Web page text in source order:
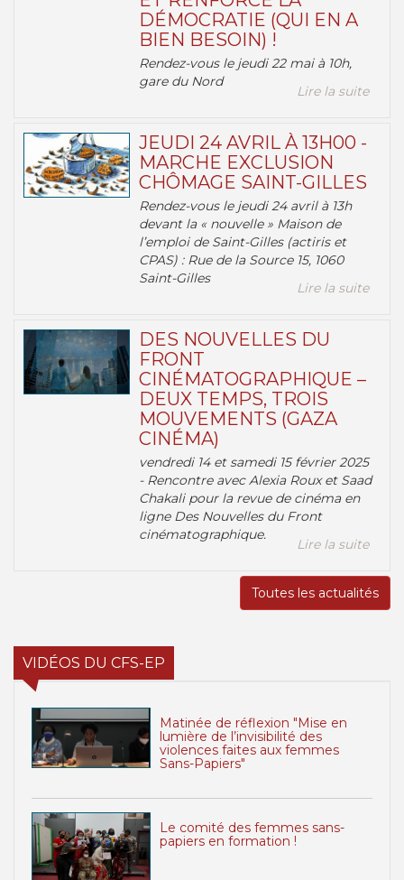
DÉMOCRATIE (QUI EN A
BIEN BESOIN) !
Rendez-vous le jeudi 22 mai à 10h,
gare du Nord
Lire la suite
JEUDI 24 AVRIL À 13H00 -
MARCHE EXCLUSION
CHÔMAGE SAINT-GILLES
Rendez-vous le jeudi 24 avril à 13h
devant la « nouvelle » Maison de
l’emploi de Saint-Gilles (actiris et
CPAS) : Rue de la Source 15, 1060
Saint-Gilles
Lire la suite
DES NOUVELLES DU
FRONT
CINÉMATOGRAPHIQUE –
DEUX TEMPS, TROIS
MOUVEMENTS (GAZA
CINÉMA)
vendredi 14 et samedi 15 février 2025
- Rencontre avec Alexia Roux et Saad
Chakali pour la revue de cinéma en
ligne Des Nouvelles du Front
cinématographique.
Lire la suite
Toutes les actualités
VIDÉOS DU CFS-EP
Matinée de réflexion "Mise en
lumière de l’invisibilité des
violences faites aux femmes
Sans-Papiers"
Le comité des femmes sans-
papiers en formation !